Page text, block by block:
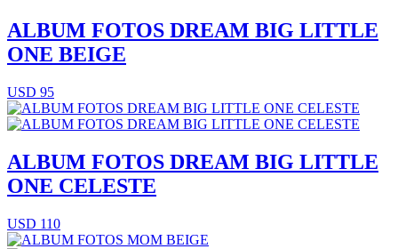
ALBUM FOTOS DREAM BIG LITTLE
ONE BEIGE
USD 95
ALBUM FOTOS DREAM BIG LITTLE
ONE CELESTE
USD 110